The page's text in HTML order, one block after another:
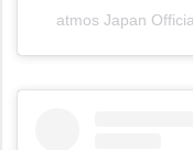
atmos Japan